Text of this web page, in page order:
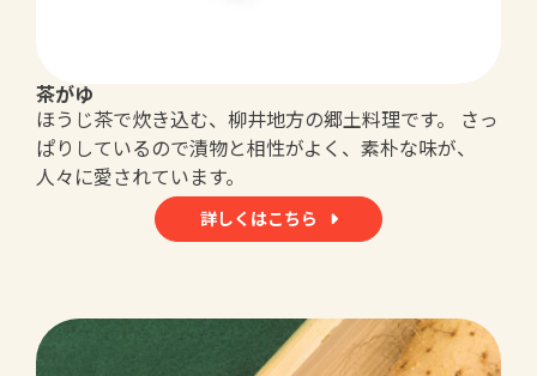
茶がゆ
ほうじ茶で炊き込む、柳井地方の郷土料理です。 さっ
ぱりしているので漬物と相性がよく、素朴な味が、
人々に愛されています。
詳しくはこちら